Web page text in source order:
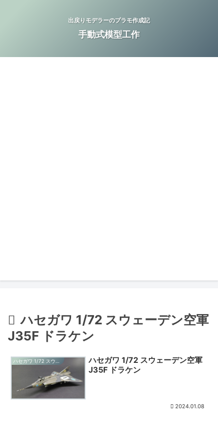
出戻りモデラーのプラモ作成記
手動式模型工作
ハセガワ 1/72 スウェーデン空軍
J35F ドラケン
ハセガワ 1/72 スウェーデン空軍
J35F ドラケン
2024.01.08